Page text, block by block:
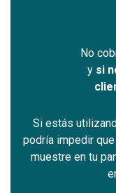
No
y si
Si estás
podría impedir
muestre en tu